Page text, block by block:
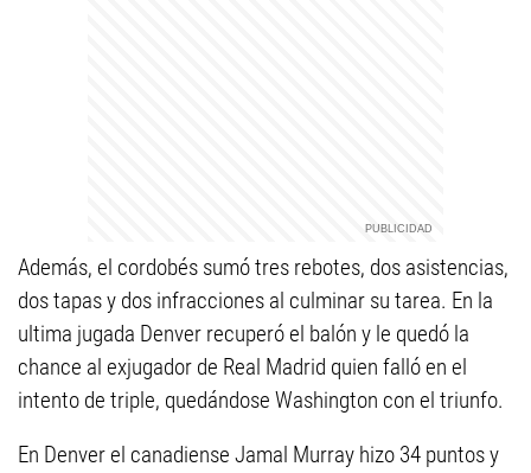
Además, el cordobés sumó tres rebotes, dos asistencias,
dos tapas y dos infracciones al culminar su tarea. En la
ultima jugada Denver recuperó el balón y le quedó la
chance al exjugador de Real Madrid quien falló en el
intento de triple, quedándose Washington con el triunfo.
En Denver el canadiense Jamal Murray hizo 34 puntos y